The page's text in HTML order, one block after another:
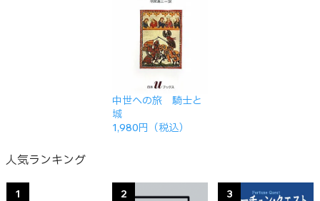
中世への旅 騎士と
城
1,980円（税込）
人気ランキング
1 2 3